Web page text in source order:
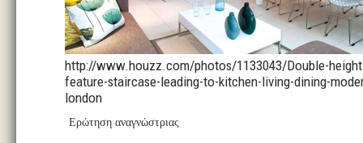
http://www.houzz.com/photos/1133043/Double-
feature-staircase-leading-to-kitchen-living-dining-
london
Ερώτηση αναγνώστριας